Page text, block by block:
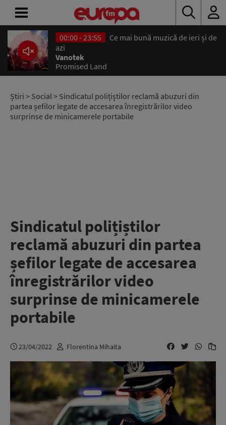
00:00 - 23:55
Ce mai bună muzică de ieri și de
azi
Vanotek
Promised Land
Știri > Social> Sindicatul polițiștilor reclamă abuzuri din
partea șefilor legate de accesarea înregistrărilor video
surprinse de minicamerele portabile
Sindicatul polițiștilor
reclamă abuzuri din partea
șefilor legate de accesarea
înregistrărilor video
surprinse de minicamerele
portabile
23/04/2022 Florentina Mihaita
ACASĂ
ȘTIRI
RADIO
CONCURSURI